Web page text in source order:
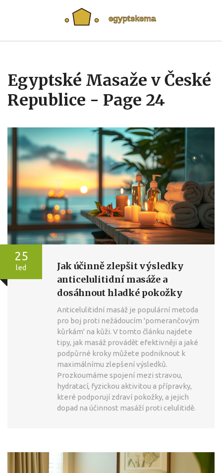
Egyptské Masaže v České
Republice - Page 24
25
led
Jak účinně zlepšit výsledky
anticelulitidní masáže a
dosáhnout hladké pokožky
Anticelulitidní masáž je populární metoda
pro boj proti nežádoucím 'pomerančovým
kůrkám' na kůži. V tomto článku najdete
tipy, jak masáž provádět efektivněji a jaké
podpůrné kroky můžete podniknout k
maximálnímu zlepšení výsledků.
Prozkoumáme spojení mezi stravou,
hydratací, fyzickou aktivitou a přípravky,
které podporují zdraví pokožky, a jejich
dopad na účinnost masáží proti celulitidě.